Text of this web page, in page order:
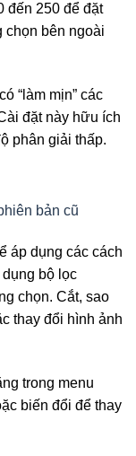
đến 250 để đặt
chọn bên ngoài
“làm mịn” các
đặt này hữu ích
phân giải thấp.
bản cũ
áp dụng các cách
bộ lọc
chọn. Cắt, sao
thay đổi hình ảnh
trong menu
biến đổi để thay